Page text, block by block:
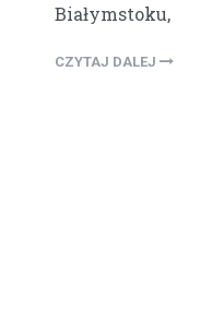
Białymstoku,
CZYTAJ DALEJ